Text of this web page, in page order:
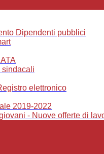
Dipendenti pubblici
sindacali
elettronico
2019-2022
- Nuove offerte di